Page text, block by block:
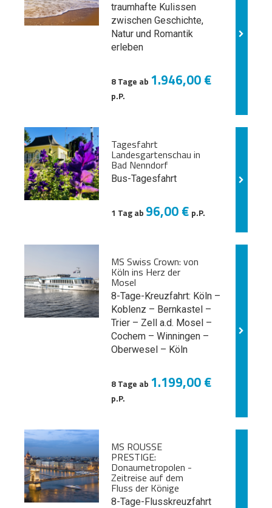
traumhafte Kulissen
zwischen Geschichte,
Natur und Romantik
erleben
8 Tage ab 1.946,00 €
p.P.
Tagesfahrt
Landesgartenschau in
Bad Nenndorf
Bus-Tagesfahrt
1 Tag ab 96,00 € p.P.
MS Swiss Crown: von
Köln ins Herz der
Mosel
8-Tage-Kreuzfahrt: Köln –
Koblenz – Bernkastel –
Trier – Zell a.d. Mosel –
Cochem – Winningen –
Oberwesel – Köln
8 Tage ab 1.199,00 €
p.P.
MS ROUSSE
PRESTIGE:
Donaumetropolen -
Zeitreise auf dem
Fluss der Könige
8-Tage-Flusskreuzfahrt